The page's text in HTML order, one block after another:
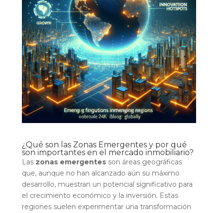
¿Qué son las Zonas Emergentes y por qué
son importantes en el mercado inmobiliario?
Las zonas emergentesson áreas geográficas
que, aunque no han alcanzado aún su máximo
desarrollo, muestran un potencial significativo para
el crecimiento económico y la inversión. Estas
regiones suelen experimentar una transformación